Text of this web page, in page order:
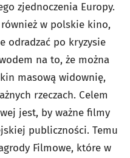
zjednoczenia Europy.
również w polskie kino,
odradzać po kryzysie
na to, że można
masową widownię,
rzeczach. Celem
jest, by ważne filmy
publiczności. Temu
Filmowe, które w